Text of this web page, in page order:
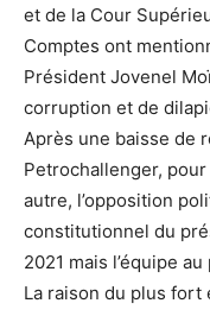
et de la Cour
Comptes ont
Président Jovenel
corruption et de
Après une baisse de
Petrochallenger,
autre, l’opposition
constitutionnel du
2021 mais l’équipe
La raison du plus fort